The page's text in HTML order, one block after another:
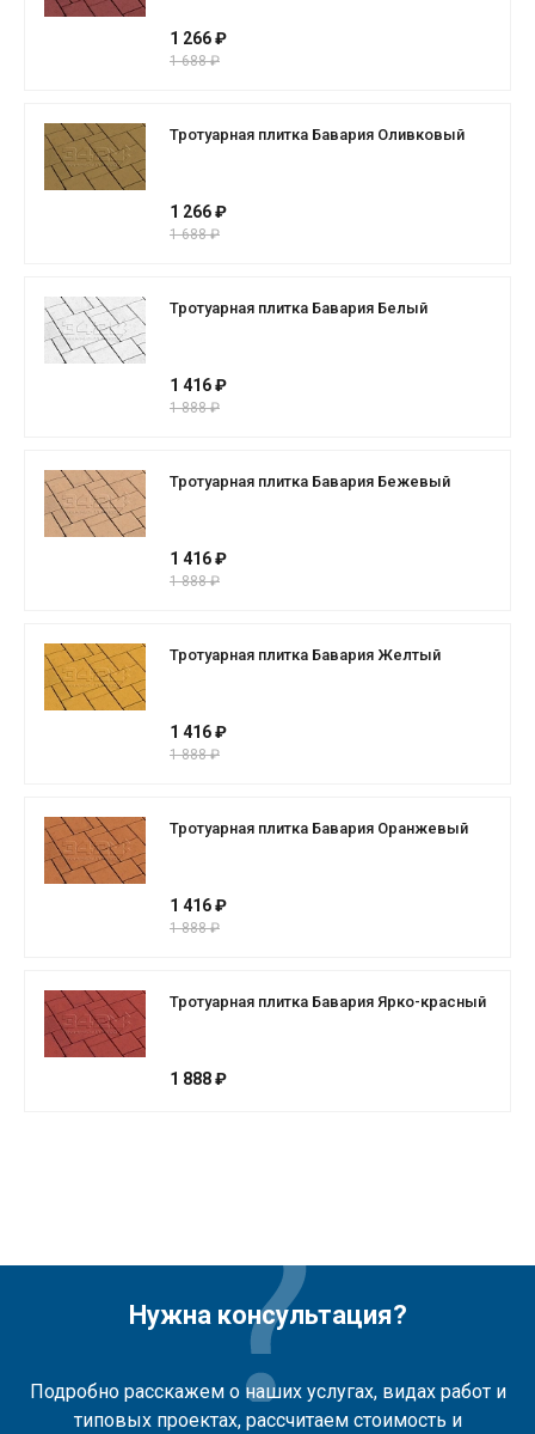
1 266 ₽
1 688 ₽
Тротуарная плитка Бавария Оливковый
1 266 ₽
1 688 ₽
Тротуарная плитка Бавария Белый
1 416 ₽
1 888 ₽
Тротуарная плитка Бавария Бежевый
1 416 ₽
1 888 ₽
Тротуарная плитка Бавария Желтый
1 416 ₽
1 888 ₽
Тротуарная плитка Бавария Оранжевый
1 416 ₽
1 888 ₽
Тротуарная плитка Бавария Ярко-красный
1 888 ₽
Нужна консультация?
Подробно расскажем о наших услугах, видах работ и
типовых проектах, рассчитаем стоимость и